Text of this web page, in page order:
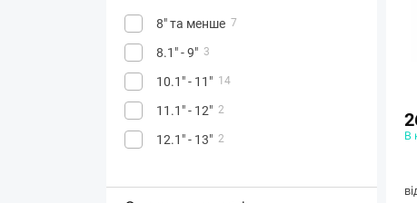
8" та менше 7
8.1" - 9" 3
10.1" - 11" 14
11.1" - 12" 2
12.1" - 13" 2 В